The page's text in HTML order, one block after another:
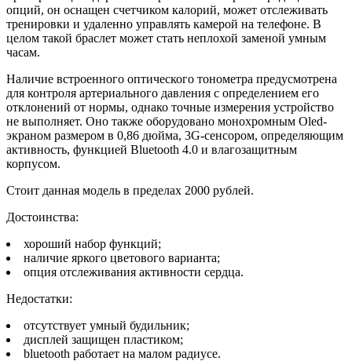
опций, он оснащен счетчиком калорий, может отслеживать
тренировки и удаленно управлять камерой на телефоне. В
целом такой браслет может стать неплохой заменой умным
часам.
Наличие встроенного оптического тонометра предусмотрена
для контроля артериального давления с определением его
отклонений от нормы, однако точные измерения устройство
не выполняет. Оно также оборудовано монохромным Oled-
экраном размером в 0,86 дюйма, 3G-сенсором, определяющим
активность, функцией Bluetooth 4.0 и влагозащитным
корпусом.
Стоит данная модель в пределах 2000 рублей.
Достоинства:
хороший набор функций;
наличие яркого цветового варианта;
опция отслеживания активности сердца.
Недостатки:
отсутствует умный будильник;
дисплей защищен пластиком;
bluetooth работает на малом радиусе.